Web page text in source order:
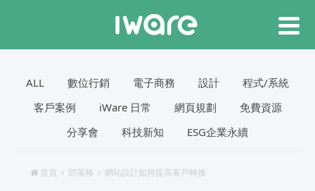
ALL 數位行銷 電子商務 設計
程式/系統
客戶案例
iWare 日常 網頁規劃
免費資源
分享會
科技新知 ESG企業永續
首頁 部落格 網站設計如何提高客戶轉換